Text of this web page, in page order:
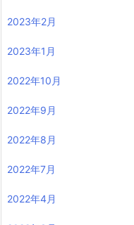
2023年2月
2023年1月
2022年10月
2022年9月
2022年8月
2022年7月
2022年4月